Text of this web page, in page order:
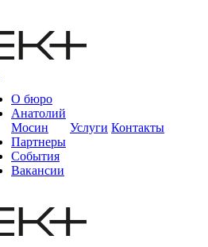
О бюро
Анатолий
Мосин
Партнеры
События
Вакансии
Услуги Контакты